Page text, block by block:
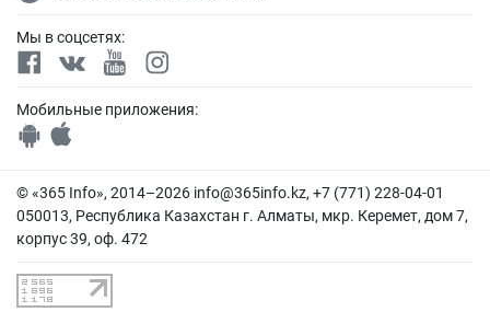
Мы в соцсетях:
Мобильные приложения:
© «365 Info», 2014–2026 info@365info.kz, +7 (771) 228-04-01
050013, Республика Казахстан г. Алматы, мкр. Керемет, дом 7,
корпус 39, оф. 472